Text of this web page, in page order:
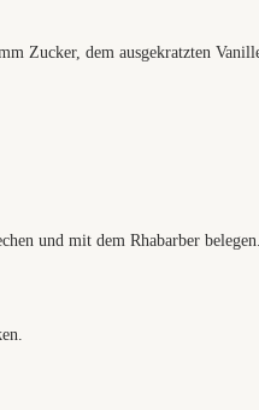
Zucker, dem ausgekratzten
und mit dem Rhabarber belegen.